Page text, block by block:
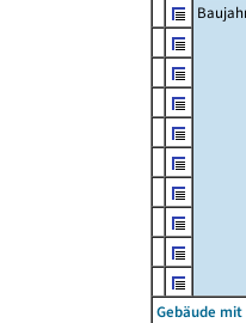
Gebäude mit